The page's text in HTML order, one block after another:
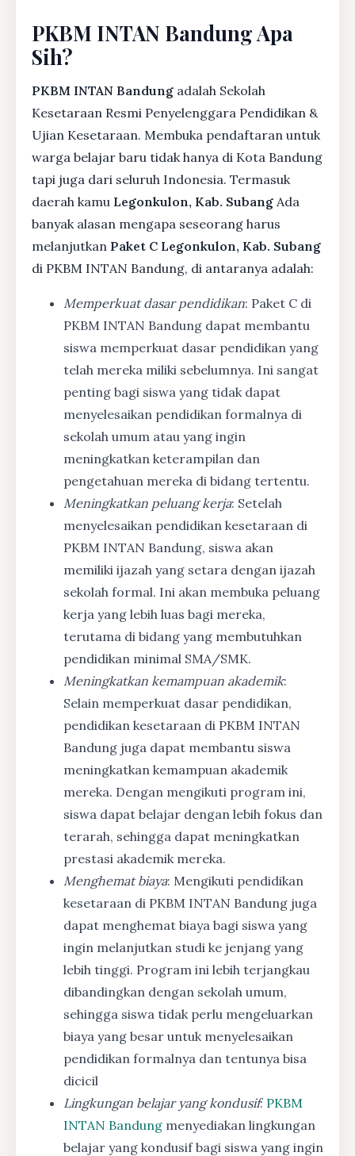
PKBM INTAN Bandung Apa
Sih?
PKBM INTAN Bandung adalah Sekolah
Kesetaraan Resmi Penyelenggara Pendidikan &
Ujian Kesetaraan. Membuka pendaftaran untuk
warga belajar baru tidak hanya di Kota Bandung
tapi juga dari seluruh Indonesia. Termasuk
daerah kamu Legonkulon, Kab. Subang Ada
banyak alasan mengapa seseorang harus
melanjutkan Paket C Legonkulon, Kab. Subang
di PKBM INTAN Bandung, di antaranya adalah:
Memperkuat dasar pendidikan: Paket C di
PKBM INTAN Bandung dapat membantu
siswa memperkuat dasar pendidikan yang
telah mereka miliki sebelumnya. Ini sangat
penting bagi siswa yang tidak dapat
menyelesaikan pendidikan formalnya di
sekolah umum atau yang ingin
meningkatkan keterampilan dan
pengetahuan mereka di bidang tertentu.
Meningkatkan peluang kerja: Setelah
menyelesaikan pendidikan kesetaraan di
PKBM INTAN Bandung, siswa akan
memiliki ijazah yang setara dengan ijazah
sekolah formal. Ini akan membuka peluang
kerja yang lebih luas bagi mereka,
terutama di bidang yang membutuhkan
pendidikan minimal SMA/SMK.
Meningkatkan kemampuan akademik:
Selain memperkuat dasar pendidikan,
pendidikan kesetaraan di PKBM INTAN
Bandung juga dapat membantu siswa
meningkatkan kemampuan akademik
mereka. Dengan mengikuti program ini,
siswa dapat belajar dengan lebih fokus dan
terarah, sehingga dapat meningkatkan
prestasi akademik mereka.
Menghemat biaya: Mengikuti pendidikan
kesetaraan di PKBM INTAN Bandung juga
dapat menghemat biaya bagi siswa yang
ingin melanjutkan studi ke jenjang yang
lebih tinggi. Program ini lebih terjangkau
dibandingkan dengan sekolah umum,
sehingga siswa tidak perlu mengeluarkan
biaya yang besar untuk menyelesaikan
pendidikan formalnya dan tentunya bisa
dicicil
Lingkungan belajar yang kondusif: PKBM
INTAN Bandung menyediakan lingkungan
belajar yang kondusif bagi siswa yang ingin